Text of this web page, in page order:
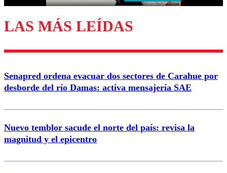
Enviar comentario
LAS MÁS LEÍDAS
Senapred ordena evacuar dos sectores de Carahue por
desborde del río Damas: activa mensajería SAE
Nuevo temblor sacude el norte del país: revisa la
magnitud y el epicentro